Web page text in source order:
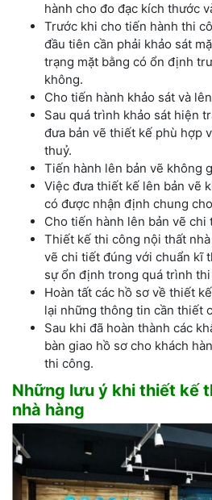
hành cho đo đạc kích thước
Trước khi cho tiến hành thi
đầu tiên cần phải khảo sát
trạng mặt bằng có ổn định
không.
Cho tiến hành khảo sát và
Sau quá trình khảo sát hiện
đưa bản vẽ thiết kế phù hợp
thuỷ.
Tiến hành lên bản vẽ không
Việc đưa thiết kế lên bản vẽ
có được nhận định chung
Cho tiến hành lên bản vẽ
Thiết kế thi công nội thất
vẽ chi tiết đúng với chuẩn kĩ
sự ổn định trong quá trình
Hoàn tất các hồ sơ về thiết
lại những thông tin cần thiết
Sau khi đã hoàn thành các
bàn giao hồ sơ cho khách
thi công.
Những lưu ý khi thiết kế
nhà hàng